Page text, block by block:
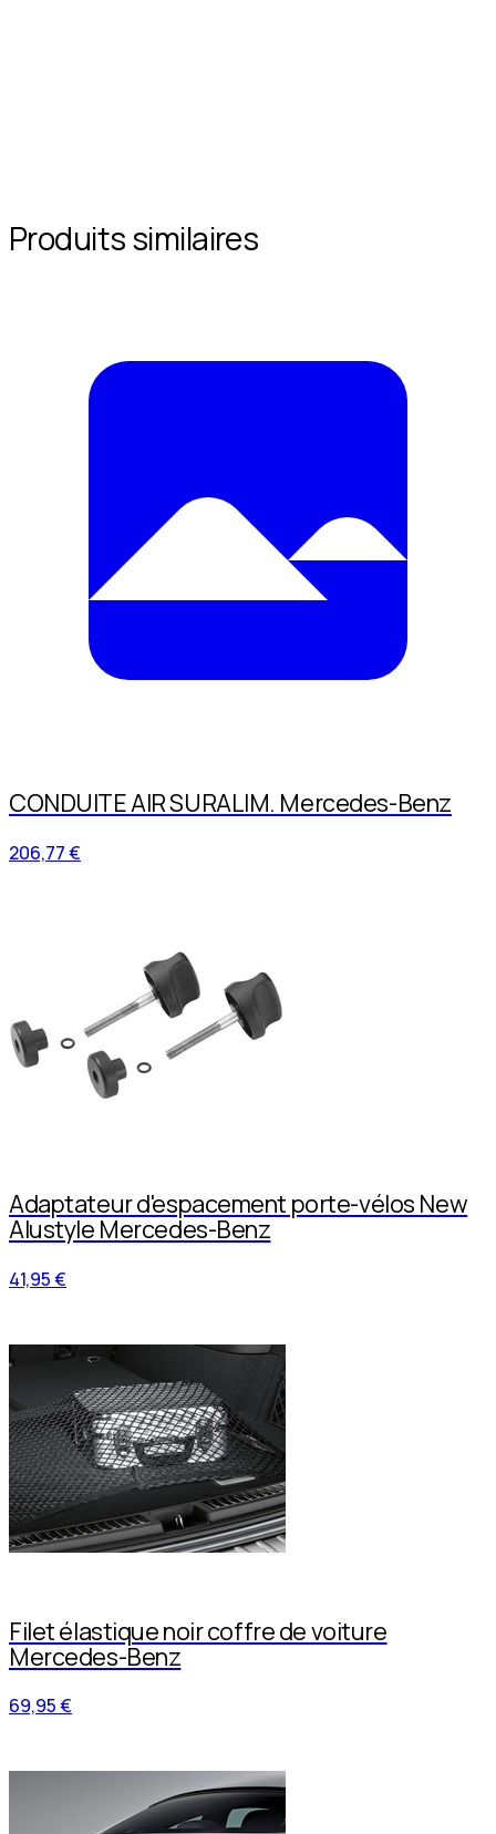
Produits similaires
CONDUITE AIR SURALIM. Mercedes-Benz
206,77 €
Adaptateur d'espacement porte-vélos New
Alustyle Mercedes-Benz
41,95 €
Filet élastique noir coffre de voiture
Mercedes-Benz
69,95 €